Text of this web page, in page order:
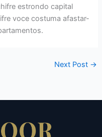
estrondo capital
voce costuma afastar-
Next Post →